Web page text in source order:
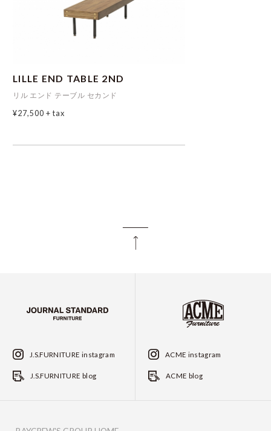
LILLE END TABLE 2ND
リル エンド テーブル セカンド
¥27,500+ tax
J.S.FURNITURE instagram
J.S.FURNITURE blog
ACME instagram
ACME blog